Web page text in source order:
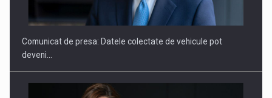
Comunicat de presa: Datele colectate de vehicule pot
deveni…